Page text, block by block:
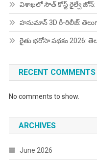
విశాఖలో సౌత్ కోస్ట్ రైల్వే జోన్:
హనుమాన్ 3D రీ-రిలీజ్:
రైతు భరోసా పథకం 2026:
RECENT COMMENTS
No comments to show.
ARCHIVES
June 2026